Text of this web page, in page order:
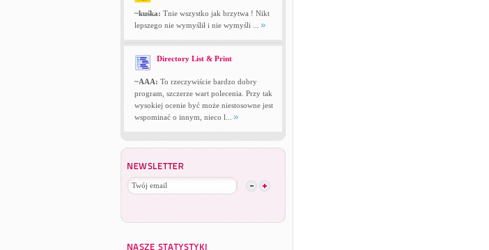
~kuśka: Tnie wszystko jak brzytwa ! Nikt
lepszego nie wymyślił i nie wymyśli ...
Directory List & Print
~AAA: To rzeczywiście bardzo dobry
program, szczerze wart polecenia. Przy tak
wysokiej ocenie być może niestosowne jest
wspominać o innym, nieco l...